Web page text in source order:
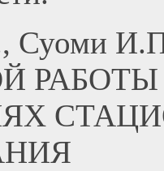
Суоми